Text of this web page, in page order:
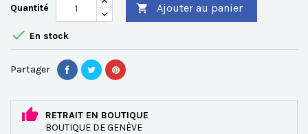
Quantité  Ajouter au panier
 En stock
Partager
RETRAIT EN BOUTIQUE
BOUTIQUE DE GENÈVE